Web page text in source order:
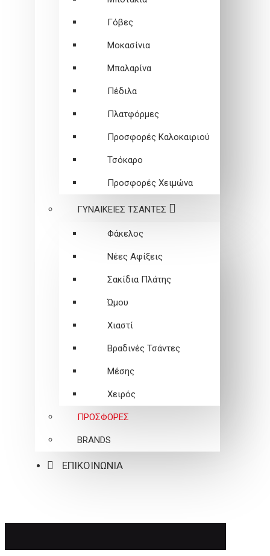
Γόβες
Μοκασίνια
Μπαλαρίνα
Πέδιλα
Πλατφόρμες
Προσφορές Καλοκαιριού
Τσόκαρο
Προσφορές Χειμώνα
ΓΥΝΑΙΚΕΙEΣ ΤΣΑΝΤΕΣ
Φάκελος
Νέες Αφίξεις
Σακίδια Πλάτης
Ώμου
Χιαστί
Βραδινές Τσάντες
Μέσης
Χειρός
ΠΡΟΣΦΟΡΕΣ
BRANDS
ΕΠΙΚΟΙΝΩΝΙΑ